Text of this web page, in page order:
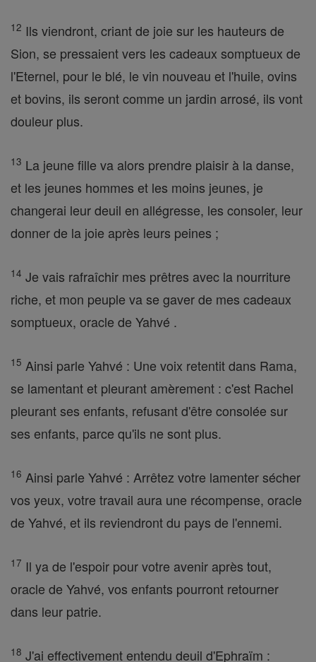
12 Ils viendront, criant de joie sur les hauteurs de
Sion, se pressaient vers les cadeaux somptueux de
l'Eternel, pour le blé, le vin nouveau et l'huile, ovins
et bovins, ils seront comme un jardin arrosé, ils vont
douleur plus.
13 La jeune fille va alors prendre plaisir à la danse,
et les jeunes hommes et les moins jeunes, je
changerai leur deuil en allégresse, les consoler, leur
donner de la joie après leurs peines ;
14 Je vais rafraîchir mes prêtres avec la nourriture
riche, et mon peuple va se gaver de mes cadeaux
somptueux, oracle de Yahvé .
15 Ainsi parle Yahvé : Une voix retentit dans Rama,
se lamentant et pleurant amèrement : c'est Rachel
pleurant ses enfants, refusant d'être consolée sur
ses enfants, parce qu'ils ne sont plus.
16 Ainsi parle Yahvé : Arrêtez votre lamenter sécher
vos yeux, votre travail aura une récompense, oracle
de Yahvé, et ils reviendront du pays de l'ennemi.
17 Il ya de l'espoir pour votre avenir après tout,
oracle de Yahvé, vos enfants pourront retourner
dans leur patrie.
18 J'ai effectivement entendu deuil d'Ephraïm :